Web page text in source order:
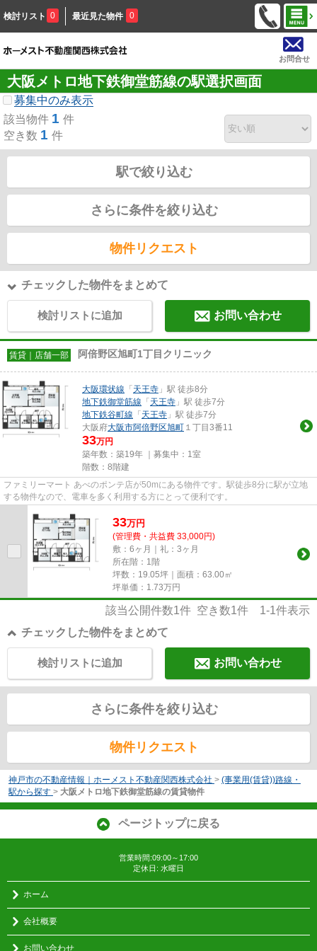
検討リスト 0 最近見た物件 0
お問合せ
大阪メトロ地下鉄御堂筋線の駅選択画面
募集中のみ表示
該当物件 1 件
空き数 1 件
駅で絞り込む
さらに条件を絞り込む
物件リクエスト
チェックした物件をまとめて
検討リストに追加 お問い合わせ
賃貸｜店舗一部 阿倍野区旭町1丁目クリニック
大阪環状線 「 天王寺 」駅 徒歩8分
地下鉄御堂筋線 「 天王寺 」駅 徒歩7分
地下鉄谷町線 「 天王寺 」駅 徒歩7分
大阪府大阪市阿倍野区旭町 １丁目3番11
33万円
築年数：築19年 ｜募集中： 1室
階数：8階建
ファミリーマート あべのポンテ店が50mにある物件です。駅徒歩8分に駅が立地
する物件なので、電車を多く利用する方にとって便利です。
33万円
(管理費・共益費 33,000円)
敷：6ヶ月｜礼：3ヶ月
所在階：1階
坪数：19.05坪｜面積：63.00㎡
坪単価： 1.73万円
該当公開件数1件 空き数1件 1-1件表示
チェックした物件をまとめて
お問い合わせ
検討リストに追加
さらに条件を絞り込む
物件リクエスト
神戸市の不動産情報｜ホーメスト不動産関西株式会社 > (事業用(賃貸))路線・
駅から探す > 大阪メトロ地下鉄御堂筋線の賃貸物件
ページトップに戻る
営業時間:09:00～17:00
定休日: 水曜日
ホーム
会社概要
お問い合わせ